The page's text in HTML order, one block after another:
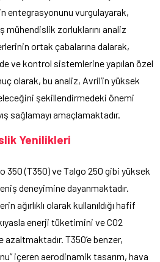
entegrasyonunu vurgulayarak,
mühendislik zorluklarını analiz
ortak çabalarına dalarak,
ve kontrol sistemlerine yapılan özel
olarak, bu analiz, Avril’in yüksek
şekillendirmedeki önemi
sağlamayı amaçlamaktadır.
Yenilikleri
350 (T350) ve Talgo 250 gibi yüksek
deneyimine dayanmaktadır.
ağırlıklı olarak kullanıldığı hafif
enerji tüketimini ve CO2
azaltmaktadır. T350’e benzer,
içeren aerodinamik tasarım, hava